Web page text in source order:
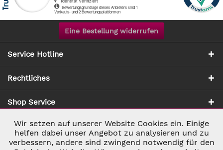
Eine Bestellung widerrufen
Service Hotline
Rechtliches
Shop Service
Zahlung & Versand
Notwendig Aktiv
Wir setzen auf unserer Website Cookies ein. Einige
helfen dabei unser Angebot zu analysieren und zu
verbessern, andere sind zwingend notwendig für den